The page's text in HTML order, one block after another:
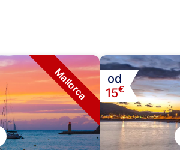
Mallorca
od
15€